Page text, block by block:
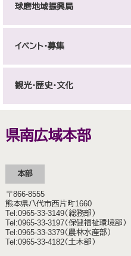
球磨地域振興局
イベント・募集
観光・歴史・文化
県南広域本部
本部
〒866-8555
熊本県八代市西片町1660
Tel:0965‐33‐3149（総務部）
Tel:0965-33-3197（保健福祉環境部）
Tel:0965-33-3379（農林水産部）
Tel:0965-33-4182（土木部）